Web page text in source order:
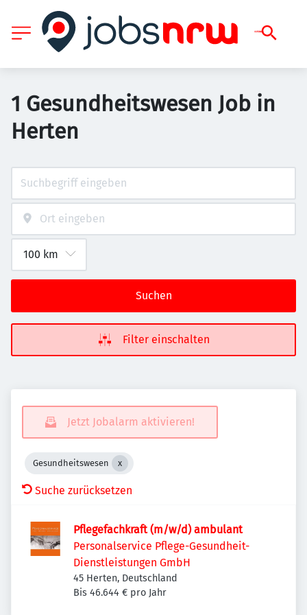
1 Gesundheitswesen Job in
Herten
Suchen
Filter einschalten
Jetzt Jobalarm aktivieren!
Gesundheitswesen
Suche zurücksetzen
Pflegefachkraft (m/w/d) ambulant
Personalservice Pflege-Gesundheit-
Dienstleistungen GmbH
45 Herten, Deutschland
Bis 46.644 € pro Jahr